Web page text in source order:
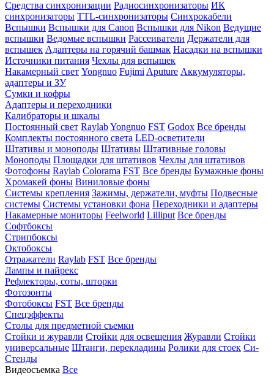
Средства синхронизации Радиосинхронизаторы ИК
синхронизаторы TTL-синхронизаторы Синхрокабели
Вспышки Вспышки для Canon Вспышки для Nikon Ведущие
вспышки Ведомые вспышки Рассеиватели Держатели для
вспышек Адаптеры на горячий башмак Насадки на вспышки
Источники питания Чехлы для вспышек
Накамерный свет Yongnuo Fujimi Aputure Аккумуляторы,
адаптеры и ЗУ
Сумки и кофры
Адаптеры и переходники
Калибраторы и шкалы
Постоянный свет RaylabYongnuo FST Godox Все бренды
Комплекты постоянного света LED-осветители
Штативы и моноподы Штативы Штативные головы
Моноподы Площадки для штативов Чехлы для штативов
Фотофоны Raylab Colorama FST Все бренды Бумажные фоны
Хромакей фоны Виниловые фоны
Системы крепления Зажимы, держатели, муфты Подвесные
системы Системы установки фона Переходники и адаптеры
Накамерные мониторы Feelworld Lilliput Все бренды
Софтбоксы
Стрипбоксы
Октобоксы
Отражатели Raylab FST Все бренды
Лампы и пайрекс
Рефлекторы, соты, шторки
Фотозонты
Фотобоксы FST Все бренды
Спецэффекты
Столы для предметной съемки
Стойки и журавли Стойки для освещения Журавли Стойки
универсальные Штанги, перекладины Ролики для стоек Си-
Стенды
Видеосъемка Все